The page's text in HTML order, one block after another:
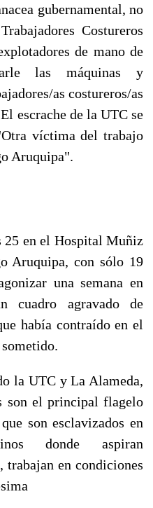
gubernamental, no
Costureros
de mano de
las máquinas y
as costureros/as
escrache de la UTC se
víctima del trabajo
Aruquipa".
en el Hospital Muñiz
Aruquipa, con sólo 19
una semana en
cuadro agravado de
había contraído en el
la UTC y La Alameda,
son el principal flagelo
son esclavizados en
donde aspiran
en condiciones